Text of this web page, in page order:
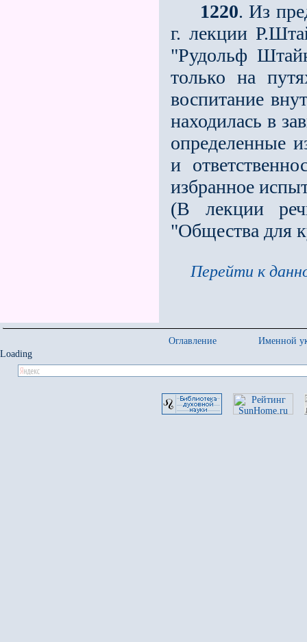
1220. Из
г. лекции
"Рудольф
только на
воспитание
находилась в
определенные
и
избранное
(В лек­ции
"Общества для
Перейти к
Оглавление
Именной
Loading